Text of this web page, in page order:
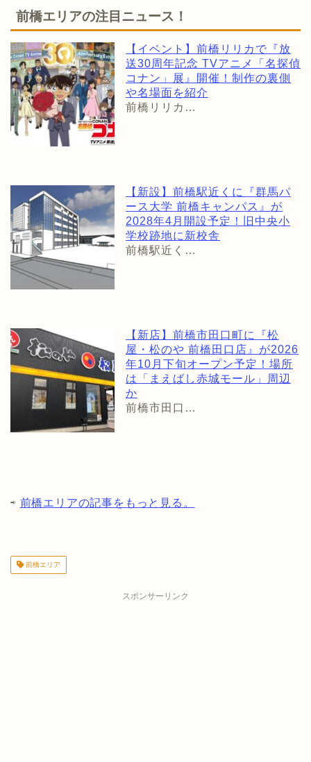
前橋エリアの注目ニュース！
【イベント】前橋リリカで『放
送30周年記念 TVアニメ「名探偵
コナン」展』開催！制作の裏側
や名場面を紹介
前橋リリカ…
【新設】前橋駅近くに『群馬パ
ース大学 前橋キャンパス』が
2028年4月開設予定！旧中央小
学校跡地に新校舎
前橋駅近く…
【新店】前橋市田口町に『松
屋・松のや 前橋田口店』が2026
年10月下旬オープン予定！場所
は「まえばし赤城モール」周辺
か
前橋市田口…
⇨ 前橋エリアの記事をもっと見る。
前橋エリア
スポンサーリンク